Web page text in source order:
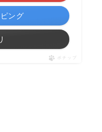
ング
ポチップ